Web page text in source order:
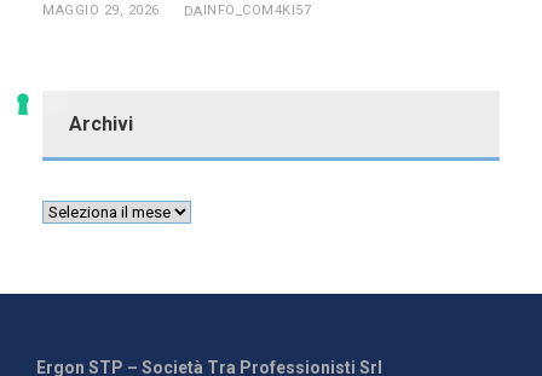
MAGGIO 29, 2026 DAINFO_COM4KI57
Archivi
Ergon STP – Società Tra Professionisti Srl